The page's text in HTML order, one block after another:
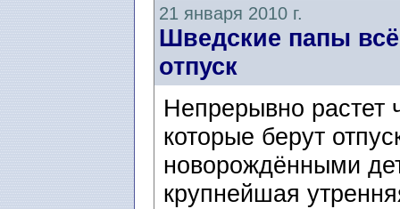
21 января 2010 г.
Шведские папы
отпуск
Непрерывно растет
которые берут
новорождёнными
крупнейшая